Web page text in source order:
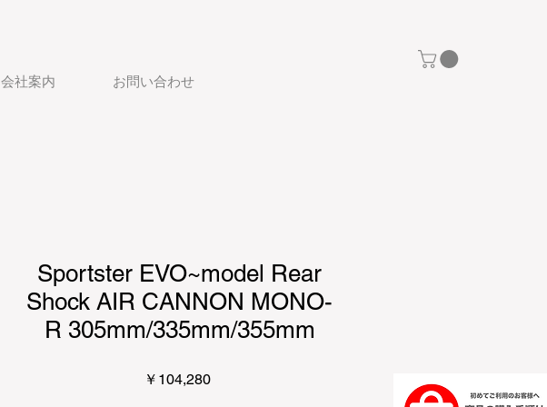
Sportster EVO~model Rear
Shock AIR CANNON MONO-
R 305mm/335mm/355mm
￥104,280価
会社案内 お問い合わせ